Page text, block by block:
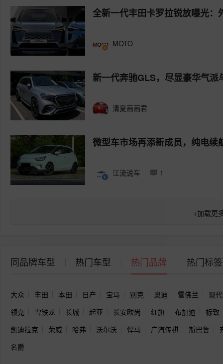
全新一代丰田卡罗拉锐放曝光：
MOTO
新一代奔驰GLS，尽显豪华气
清夏画画君
微型车市场再添新成员，纯电
江流说车 1
+加载更
同品牌车型 热门车型 热门品牌 热门标签
大众 丰田 本田 日产 宝马 别克 奥迪 雪佛兰
现代
领克
雪铁龙 长城 起亚 长安欧尚 红旗 布加迪
标致
凯迪拉克
荣威 哈弗 沃尔沃 悍马 广汽传祺 斯巴鲁
名爵